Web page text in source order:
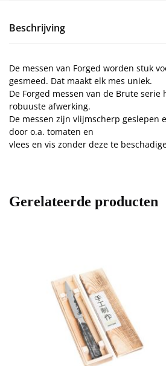
Beschrijving
De messen van Forged worden stuk
gesmeed. Dat maakt elk mes uniek.
De Forged messen van de Brute serie
robuuste afwerking.
De messen zijn vlijmscherp geslepen
door o.a. tomaten en
vlees en vis zonder deze te
Gerelateerde producten